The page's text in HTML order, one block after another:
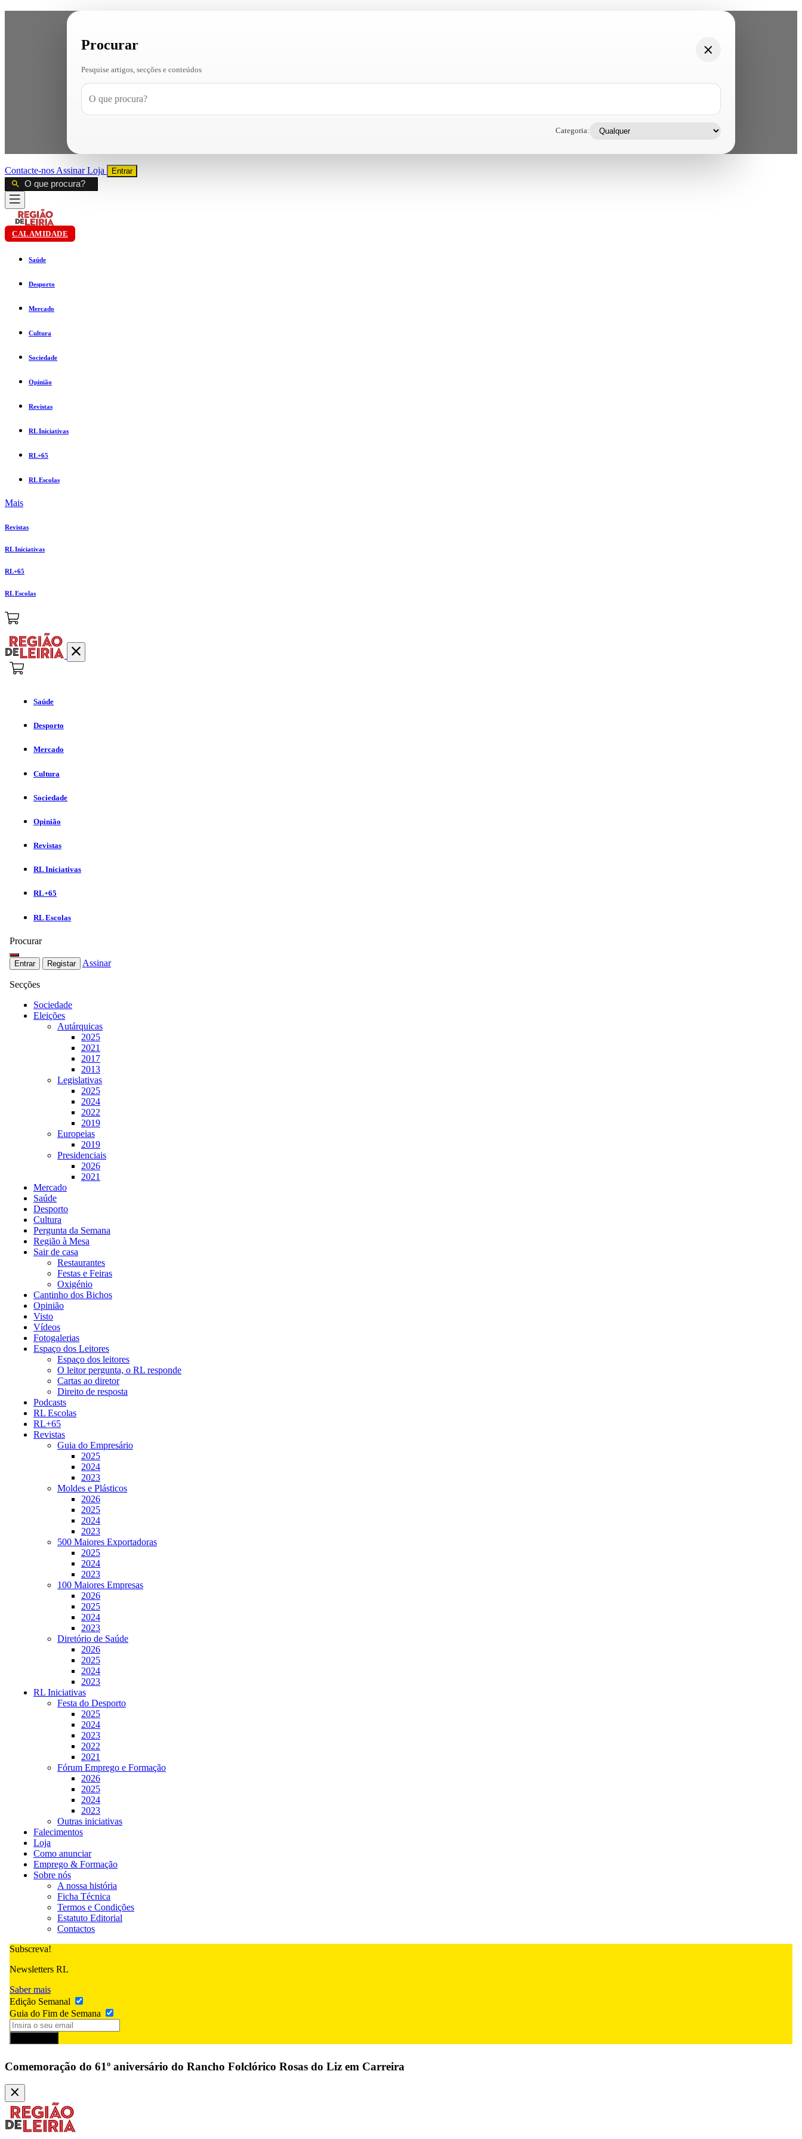
Procurar
Pesquise artigos, secções e conteúdos
Categoria:
Contacte-nos AssinarLoja Entrar
CALAMIDADE
Saúde
Desporto
Mercado
Cultura
Sociedade
Opinião
Revistas
RL Iniciativas
RL+65
RL Escolas
Mais
Revistas
RL Iniciativas
RL+65
RL Escolas
Saúde
Desporto
Mercado
Cultura
Sociedade
Opinião
Revistas
RL Iniciativas
RL+65
RL Escolas
Procurar
Entrar Registar Assinar
Secções
Sociedade
Eleições
Autárquicas
2025
2021
2017
2013
Legislativas
2025
2024
2022
2019
Europeias
2019
Presidenciais
2026
2021
Mercado
Saúde
Desporto
Cultura
Pergunta da Semana
Região à Mesa
Sair de casa
Restaurantes
Festas e Feiras
Oxigénio
Cantinho dos Bichos
Opinião
Visto
Vídeos
Fotogalerias
Espaço dos Leitores
Espaço dos leitores
O leitor pergunta, o RL responde
Cartas ao diretor
Direito de resposta
Podcasts
RL Escolas
RL+65
Revistas
Guia do Empresário
2025
2024
2023
Moldes e Plásticos
2026
2025
2024
2023
500 Maiores Exportadoras
2025
2024
2023
100 Maiores Empresas
2026
2025
2024
2023
Diretório de Saúde
2026
2025
2024
2023
RL Iniciativas
Festa do Desporto
2025
2024
2023
2022
2021
Fórum Emprego e Formação
2026
2025
2024
2023
Outras iniciativas
Falecimentos
Loja
Como anunciar
Emprego & Formação
Sobre nós
A nossa história
Ficha Técnica
Termos e Condições
Estatuto Editorial
Contactos
Subscreva!
Newsletters RL
Saber mais
Edição Semanal
Guia do Fim de Semana
Comemoração do 61º aniversário do Rancho Folclórico Rosas do Liz em Carreira